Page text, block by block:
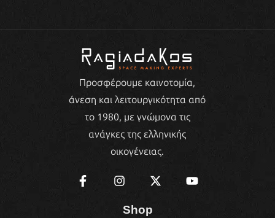
Προσφέρουμε καινοτομία,
άνεση και λειτουργικότητα από
το 1980, με γνώμονα τις
ανάγκες της ελληνικής
οικογένειας.
Shop